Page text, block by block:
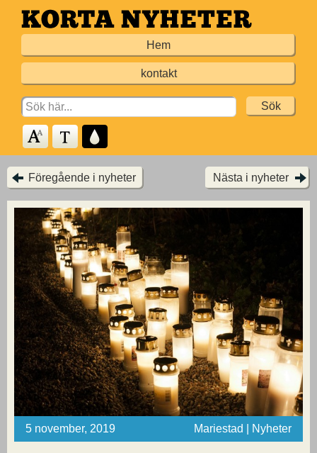
Hoppa
till
Hem
kontakt
Search
for:
Föregående i nyheter Nästa i nyheter
5 november, 2019 Mariestad | Nyheter